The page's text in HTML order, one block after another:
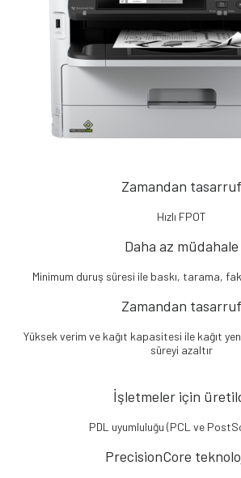
Zamandan tasarruf
Hızlı FPOT
Daha az müdahale
Minimum duruş süresi ile baskı, tarama,
Zamandan tasarruf
Yüksek verim ve kağıt kapasitesi ile kağıt
süreyi azaltır
İşletmeler için
PDL uyumluluğu (PCL ve
PrecisionCore